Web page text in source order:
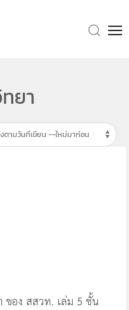
ยา
ของ สสวท. เล่ม 5 ชั้น